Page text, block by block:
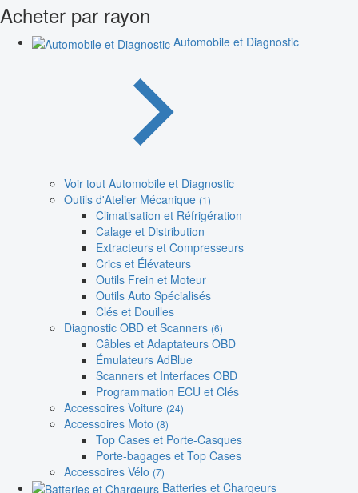
Acheter par rayon
Automobile et Diagnostic
Voir tout Automobile et Diagnostic
Outils d'Atelier Mécanique (1)
Climatisation et Réfrigération
Calage et Distribution
Extracteurs et Compresseurs
Crics et Élévateurs
Outils Frein et Moteur
Outils Auto Spécialisés
Clés et Douilles
Diagnostic OBD et Scanners (6)
Câbles et Adaptateurs OBD
Émulateurs AdBlue
Scanners et Interfaces OBD
Programmation ECU et Clés
Accessoires Voiture (24)
Accessoires Moto (8)
Top Cases et Porte-Casques
Porte-bagages et Top Cases
Accessoires Vélo (7)
Batteries et Chargeurs